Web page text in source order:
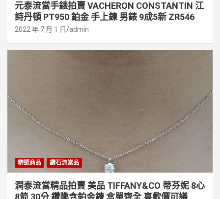
元泰流當手錶拍賣 VACHERON CONSTANTIN 江
詩丹頓 PT950 鉑金 手上鍊 男錶 9成5新 ZR546
2022 年 7 月 1 日 admin
精選商品 鑽石流當品
潤泰流當精品拍賣 美品 TIFFANY&CO 蒂芬妮 8心
8箭 30分 鑽墬含鉑金鍊 盒單齊全 喜歡價可議